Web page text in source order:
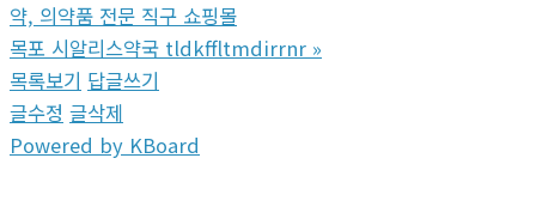
약, 의약품 전문 직구 쇼핑몰
목포 시알리스약국 tldkffltmdirrnr »
목록보기 답글쓰기
글수정 글삭제
Powered by KBoard